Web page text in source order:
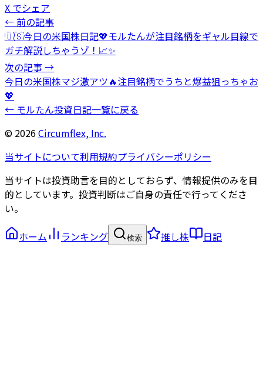
X でシェア
← 前の記事
🇺🇸今日の米国株日記💖モルたんが注目銘柄をギャル目線で
ガチ解説しちゃうゾ！📈✨
次の記事 →
今日の米国株マジ激アツ🔥注目銘柄でうちと爆益狙っちゃお
💖
← モルたん投資日記一覧に戻る
© 2026Circumflex, Inc.
当サイトについて利用規約プライバシーポリシー
当サイトは投資助言を目的としておらず、情報提供のみを目
的としています。投資判断はご自身の責任で行ってくださ
い。
ホーム
ランキング 検索 推し株 日記